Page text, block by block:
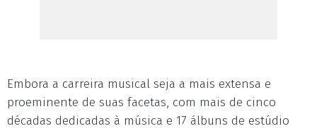
Embora a carreira musical seja a mais extensa e
proeminente de suas facetas, com mais de cinco
décadas dedicadas à música e 17 álbuns de estúdio